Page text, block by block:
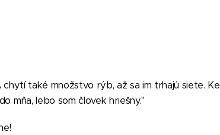
chytí také množstvo rýb, až sa im trhajú siete.
mňa, lebo som človek hriešny."